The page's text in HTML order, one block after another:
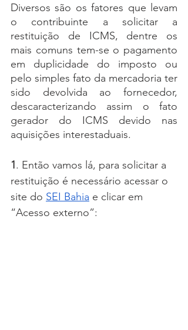
Diversos são os fatores que levam
o contribuinte a solicitar a
restituição de ICMS, dentre os
mais comuns tem-se o pagamento
em duplicidade do imposto ou
pelo simples fato da mercadoria ter
sido devolvida ao fornecedor,
descaracterizando assim o fato
gerador do ICMS devido nas
aquisições interestaduais.
1. Então vamos lá, para solicitar a
restituição é necessário acessar o
site do SEI Bahia e clicar em
“Acesso externo”: